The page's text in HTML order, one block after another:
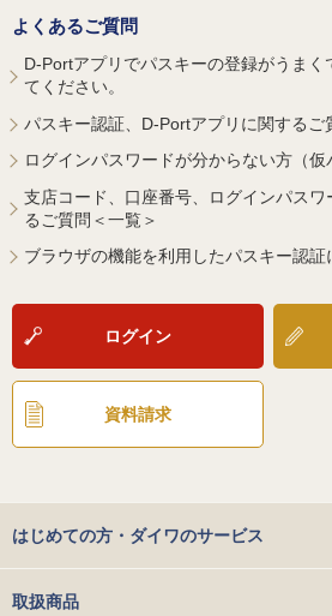
よくあるご質問
D-Portアプリでパスキーの登録がうまく
てください。
パスキー認証、D-Portアプリに関するご
ログインパスワードが分からない方（仮
支店コード、口座番号、ログインパス
るご質問＜一覧＞
ブラウザの機能を利用したパスキー認証
ログイン
資料請求
はじめての方・ダイワのサービス
取扱商品